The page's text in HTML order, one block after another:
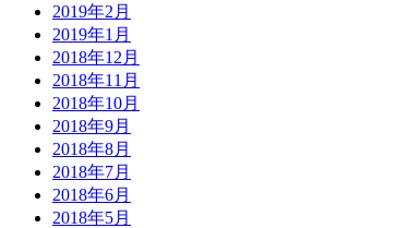
2019年2月
2019年1月
2018年12月
2018年11月
2018年10月
2018年9月
2018年8月
2018年7月
2018年6月
2018年5月